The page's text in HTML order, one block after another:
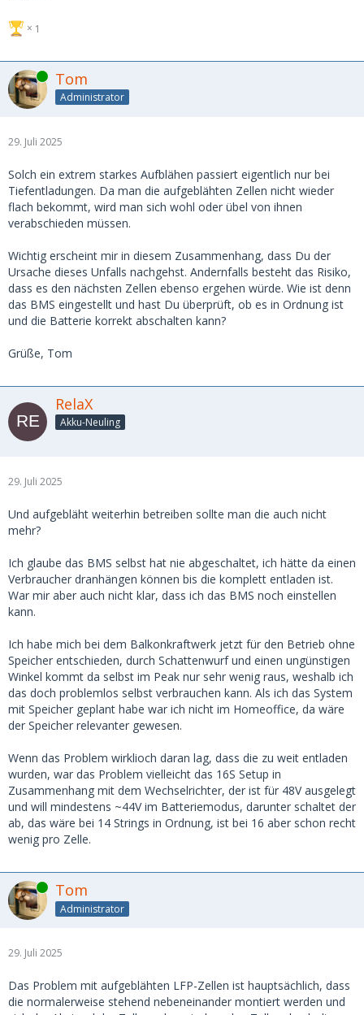
1
Online Tom
Administrator
29. Juli 2025
Solch ein extrem starkes Aufblähen passiert eigentlich nur bei
Tiefentladungen. Da man die aufgeblähten Zellen nicht wieder
flach bekommt, wird man sich wohl oder übel von ihnen
verabschieden müssen.
Wichtig erscheint mir in diesem Zusammenhang, dass Du der
Ursache dieses Unfalls nachgehst. Andernfalls besteht das Risiko,
dass es den nächsten Zellen ebenso ergehen würde. Wie ist denn
das BMS eingestellt und hast Du überprüft, ob es in Ordnung ist
und die Batterie korrekt abschalten kann?
Grüße, Tom
RelaX
Akku-Neuling
29. Juli 2025
Und aufgebläht weiterhin betreiben sollte man die auch nicht
mehr?
Ich glaube das BMS selbst hat nie abgeschaltet, ich hätte da einen
Verbraucher dranhängen können bis die komplett entladen ist.
War mir aber auch nicht klar, dass ich das BMS noch einstellen
kann.
Ich habe mich bei dem Balkonkraftwerk jetzt für den Betrieb ohne
Speicher entschieden, durch Schattenwurf und einen ungünstigen
Winkel kommt da selbst im Peak nur sehr wenig raus, weshalb ich
das doch problemlos selbst verbrauchen kann. Als ich das System
mit Speicher geplant habe war ich nicht im Homeoffice, da wäre
der Speicher relevanter gewesen.
Wenn das Problem wirklioch daran lag, dass die zu weit entladen
wurden, war das Problem vielleicht das 16S Setup in
Zusammenhang mit dem Wechselrichter, der ist für 48V ausgelegt
und will mindestens ~44V im Batteriemodus, darunter schaltet der
ab, das wäre bei 14 Strings in Ordnung, ist bei 16 aber schon recht
wenig pro Zelle.
Online Tom
Administrator
29. Juli 2025
Das Problem mit aufgeblähten LFP-Zellen ist hauptsächlich, dass
die normalerweise stehend nebeneinander montiert werden und